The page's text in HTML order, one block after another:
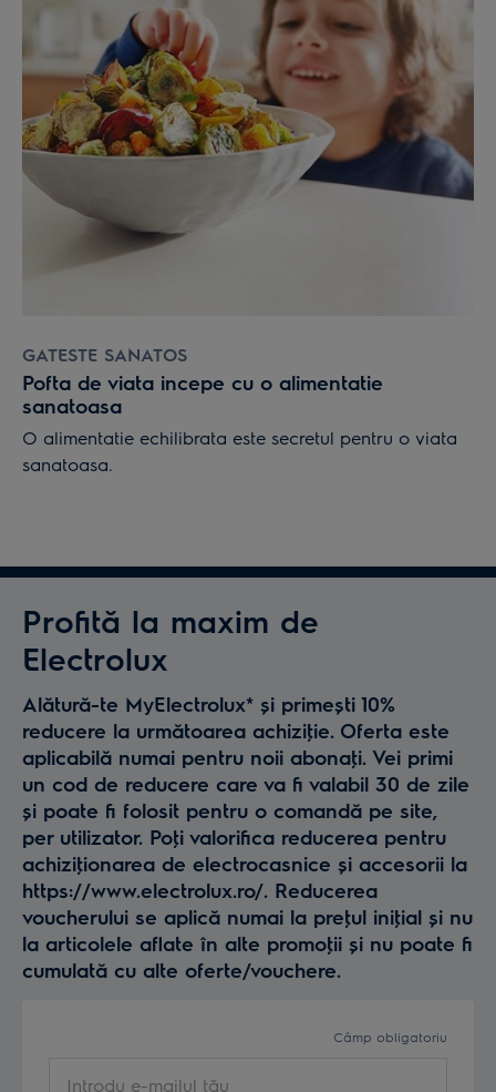
GATESTE SANATOS
Pofta de viata incepe cu o alimentatie
sanatoasa
O alimentatie echilibrata este secretul pentru o viata
sanatoasa.
Profită la maxim de
Electrolux
Alătură-te MyElectrolux* și primești 10%
reducere la următoarea achiziţie. Oferta este
aplicabilă numai pentru noii abonaţi. Vei primi
un cod de reducere care va fi valabil 30 de zile
și poate fi folosit pentru o comandă pe site,
per utilizator. Poţi valorifica reducerea pentru
achiziţionarea de electrocasnice și accesorii la
https://www.electrolux.ro/. Reducerea
voucherului se aplică numai la preţul iniţial și nu
la articolele aflate în alte promoţii și nu poate fi
cumulată cu alte oferte/vouchere.
Câmp obligatoriu